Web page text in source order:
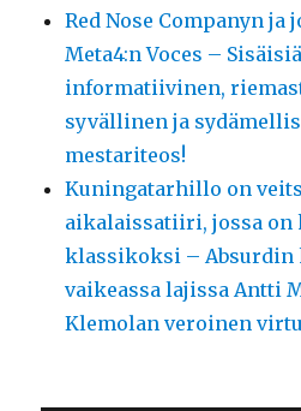
Red Nose Companyn
Meta4:n Voces –
informatiivinen,
syvällinen ja
mestariteos!
Kuningatarhillo on
aikalaissatiiri, jossa
klassikoksi – Absurdin
vaikeassa lajissa Antti
Klemolan veroinen